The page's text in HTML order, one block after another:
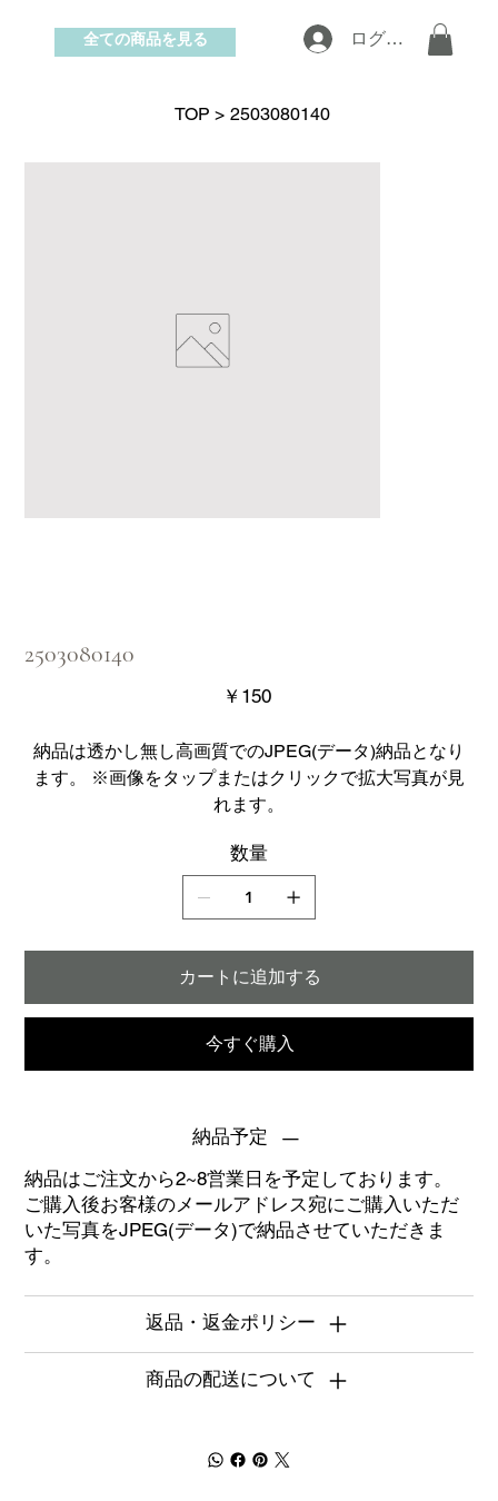
お問い合わせ
ログイン
全ての商品を見る
TOP > 2503080140
2503080140
価
格
￥150
納品は透かし無し高画質でのJPEG(データ)納品となり
ます。 ※画像をタップまたはクリックで拡大写真が見
れます。
数量
カートに追加する
今すぐ購入
納品予定
納品はご注文から2~8営業日を予定しております。
ご購入後お客様のメールアドレス宛にご購入いただ
いた写真をJPEG(データ)で納品させていただきま
す。
返品・返金ポリシー
商品の配送について